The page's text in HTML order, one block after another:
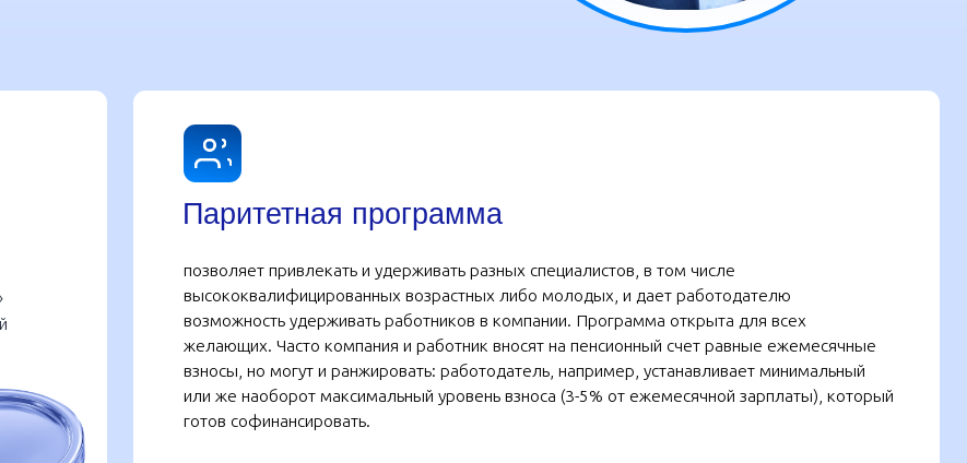
возможность удерживать работников в компании. Программа открыта для всех
желающих. Часто компания и работник вносят на пенсионный счет равные ежемесячные
взносы, но могут и ранжировать: работодатель, например, устанавливает минимальный
готов софинансировать.
«Интересно, что современная молодежь испытывает беспокойство по
поводу своего будущего и начинает думать о накоплениях гораздо
раньше, чем их родители. Недавно мы встречались со студентами